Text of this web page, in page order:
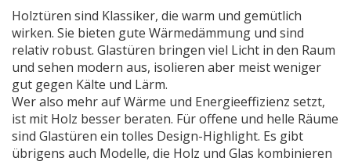
Holztüren sind Klassiker, die warm und gemütlich
wirken. Sie bieten gute Wärmedämmung und sind
relativ robust. Glastüren bringen viel Licht in den Raum
und sehen modern aus, isolieren aber meist weniger
gut gegen Kälte und Lärm.
Wer also mehr auf Wärme und Energieeffizienz setzt,
ist mit Holz besser beraten. Für offene und helle Räume
sind Glastüren ein tolles Design-Highlight. Es gibt
übrigens auch Modelle, die Holz und Glas kombinieren